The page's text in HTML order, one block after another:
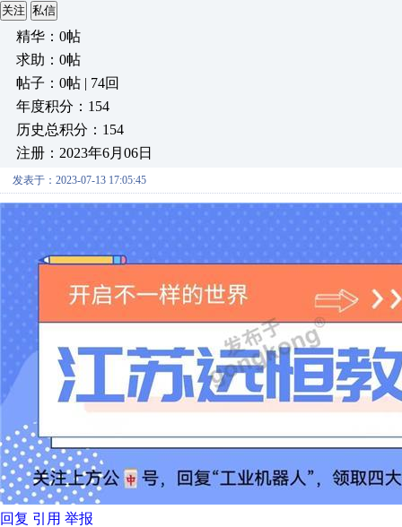
关注 私信
精华：0帖
求助：0帖
帖子：0帖 | 74回
年度积分：154
历史总积分：154
注册：2023年6月06日
发表于：2023-07-13 17:05:45
回复 引用 举报